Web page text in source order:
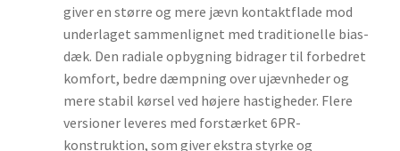
giver en større og mere jævn kontaktflade mod
underlaget sammenlignet med traditionelle bias-
dæk. Den radiale opbygning bidrager til forbedret
komfort, bedre dæmpning over ujævnheder og
mere stabil kørsel ved højere hastigheder. Flere
versioner leveres med forstærket 6PR-
konstruktion, som giver ekstra styrke og